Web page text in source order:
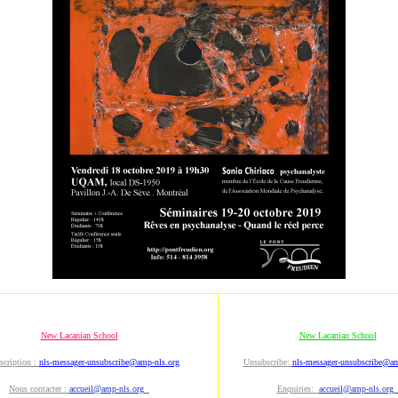
New Lacanian School
: nls-messager-unsubscribe@amp-nls.org
Nous contacter : accueil@amp-nls.org
New Lacanian School
Unsubscribe: nls-messager-
Enquiries: accueil@amp-nls.org